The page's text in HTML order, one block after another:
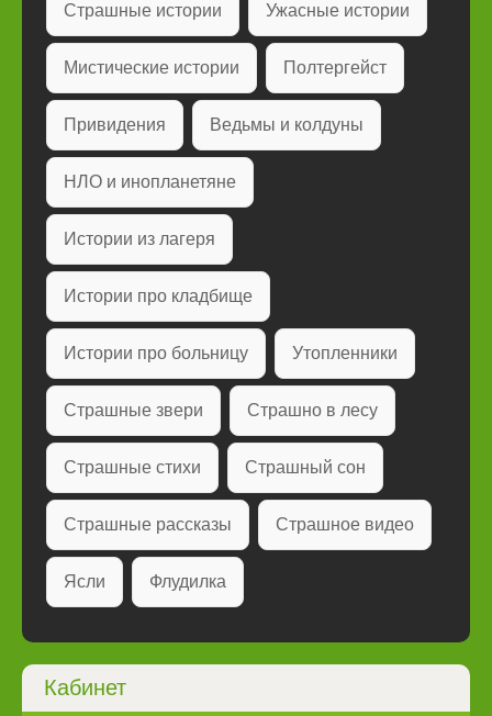
Страшные истории Ужасные истории
Мистические истории Полтергейст
Привидения Ведьмы и колдуны
НЛО и инопланетяне
Истории из лагеря
Истории про кладбище
Истории про больницу Утопленники
Страшные звери Страшно в лесу
Страшные стихи Страшный сон
Страшные рассказы Страшное видео
Ясли Флудилка
Кабинет